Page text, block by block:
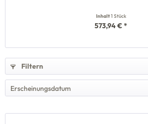
Inhalt1 Stück
573,94 € *
Filtern